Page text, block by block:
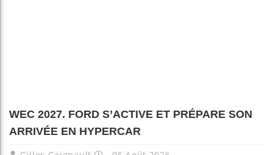
WEC 2027. FORD S’ACTIVE ET PRÉPARE SON
ARRIVÉE EN HYPERCAR